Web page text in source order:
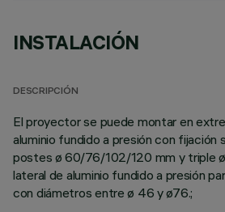
INSTALACIÓN
DESCRIPCIÓN
El proyector se puede montar en
aluminio fundido a presión con fijación
postes ø 60/76/102/120 mm y triple
lateral de aluminio fundido a presión
con diámetros entre ø 46 y ø76.;